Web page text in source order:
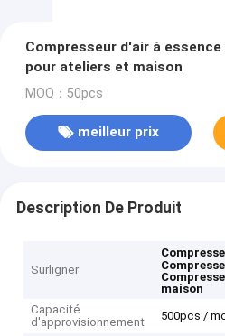
Compresseur d'air à essence
pour ateliers et maison
MOQ：50pcs
meilleur prix
Description De Produit
Surligner
maison
Capacité
d'approvisionnement
500pcs /